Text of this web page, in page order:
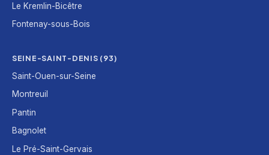
Le Kremlin-Bicêtre
Fontenay-sous-Bois
SEINE-SAINT-DENIS (93)
Saint-Ouen-sur-Seine
Montreuil
Pantin
Bagnolet
Le Pré-Saint-Gervais